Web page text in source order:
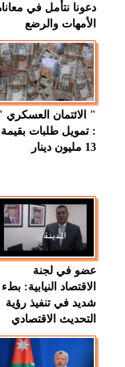
دعونا نتأمل في
الأمهات والرضع
" الائتمان العسكري
: تمويل طلبات بقيمة
13 مليون دينار
عضو في لجنة
الاقتصاد النيابية: بطء
شديد في تنفيذ رؤية
التحديث الاقتصادي